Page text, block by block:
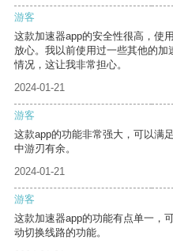
游客
这款加速器app的安全性很高，使
放心。我以前使用过一些其他的
情况，这让我非常担心。
2024-01-21
游客
这款app的功能非常强大，可以满
中游刃有余。
2024-01-21
游客
这款加速器app的功能有点单一，
动切换线路的功能。